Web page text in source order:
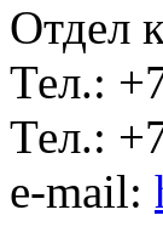
Отдел
Тел.:
Тел.:
e-mail: